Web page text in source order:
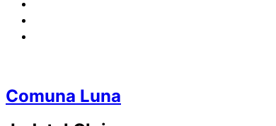
Comuna Luna